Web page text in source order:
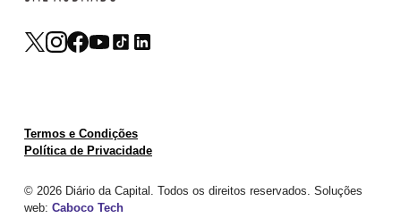
© 2026 Diário da Capital. Todos os direitos reservados. Soluções
web: Caboco Tech
Termos e Condições
Política de Privacidade